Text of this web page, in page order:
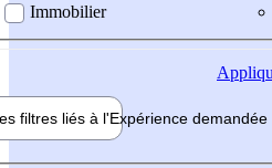
Immobilier
filtres liés à l'Expérience demandée